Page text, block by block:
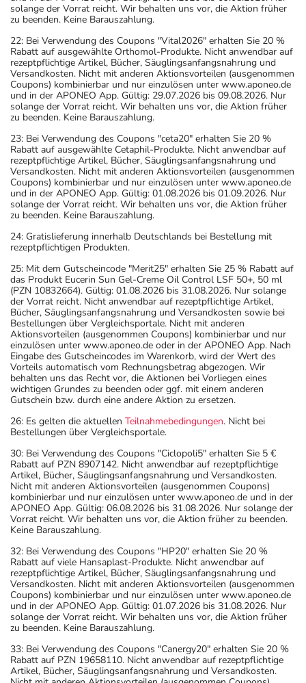
solange der Vorrat reicht. Wir behalten uns vor, die Aktion früher
zu beenden. Keine Barauszahlung.
22: Bei Verwendung des Coupons "Vital2026" erhalten Sie 20 %
Rabatt auf ausgewählte Orthomol-Produkte. Nicht anwendbar auf
rezeptpflichtige Artikel, Bücher, Säuglingsanfangsnahrung und
Versandkosten. Nicht mit anderen Aktionsvorteilen (ausgenommen
Coupons) kombinierbar und nur einzulösen unter www.aponeo.de
und in der APONEO App. Gültig: 29.07.2026 bis 09.08.2026. Nur
solange der Vorrat reicht. Wir behalten uns vor, die Aktion früher
zu beenden. Keine Barauszahlung.
23: Bei Verwendung des Coupons "ceta20" erhalten Sie 20 %
Rabatt auf ausgewählte Cetaphil-Produkte. Nicht anwendbar auf
rezeptpflichtige Artikel, Bücher, Säuglingsanfangsnahrung und
Versandkosten. Nicht mit anderen Aktionsvorteilen (ausgenommen
Coupons) kombinierbar und nur einzulösen unter www.aponeo.de
und in der APONEO App. Gültig: 01.08.2026 bis 01.09.2026. Nur
solange der Vorrat reicht. Wir behalten uns vor, die Aktion früher
zu beenden. Keine Barauszahlung.
24: Gratislieferung innerhalb Deutschlands bei Bestellung mit
rezeptpflichtigen Produkten.
25: Mit dem Gutscheincode "Merit25" erhalten Sie 25 % Rabatt auf
das Produkt Eucerin Sun Gel-Creme Oil Control LSF 50+, 50 ml
(PZN 10832664). Gültig: 01.08.2026 bis 31.08.2026. Nur solange
der Vorrat reicht. Nicht anwendbar auf rezeptpflichtige Artikel,
Bücher, Säuglingsanfangsnahrung und Versandkosten sowie bei
Bestellungen über Vergleichsportale. Nicht mit anderen
Aktionsvorteilen (ausgenommen Coupons) kombinierbar und nur
einzulösen unter www.aponeo.de oder in der APONEO App. Nach
Eingabe des Gutscheincodes im Warenkorb, wird der Wert des
Vorteils automatisch vom Rechnungsbetrag abgezogen. Wir
behalten uns das Recht vor, die Aktionen bei Vorliegen eines
wichtigen Grundes zu beenden oder ggf. mit einem anderen
Gutschein bzw. durch eine andere Aktion zu ersetzen.
26: Es gelten die aktuellen Teilnahmebedingungen. Nicht bei
Bestellungen über Vergleichsportale.
30: Bei Verwendung des Coupons "Ciclopoli5" erhalten Sie 5 €
Rabatt auf PZN 8907142. Nicht anwendbar auf rezeptpflichtige
Artikel, Bücher, Säuglingsanfangsnahrung und Versandkosten.
Nicht mit anderen Aktionsvorteilen (ausgenommen Coupons)
kombinierbar und nur einzulösen unter www.aponeo.de und in der
APONEO App. Gültig: 06.08.2026 bis 31.08.2026. Nur solange der
Vorrat reicht. Wir behalten uns vor, die Aktion früher zu beenden.
Keine Barauszahlung.
32: Bei Verwendung des Coupons "HP20" erhalten Sie 20 %
Rabatt auf viele Hansaplast-Produkte. Nicht anwendbar auf
rezeptpflichtige Artikel, Bücher, Säuglingsanfangsnahrung und
Versandkosten. Nicht mit anderen Aktionsvorteilen (ausgenommen
Coupons) kombinierbar und nur einzulösen unter www.aponeo.de
und in der APONEO App. Gültig: 01.07.2026 bis 31.08.2026. Nur
solange der Vorrat reicht. Wir behalten uns vor, die Aktion früher
zu beenden. Keine Barauszahlung.
33: Bei Verwendung des Coupons "Canergy20" erhalten Sie 20 %
Rabatt auf PZN 19658110. Nicht anwendbar auf rezeptpflichtige
Artikel, Bücher, Säuglingsanfangsnahrung und Versandkosten.